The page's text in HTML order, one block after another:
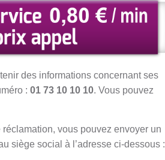
des informations concernant ses
: 01 73 10 10 10. Vous pouvez
vous pouvez envoyer un
siège social à l’adresse ci-dessous :